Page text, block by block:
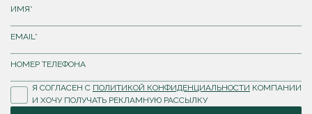
Я СОГЛАСЕН С ПОЛИТИКОЙ КОНФИДЕНЦИАЛЬНОСТИ КОМПАНИИ
И ХОЧУ ПОЛУЧАТЬ РЕКЛАМНУЮ РАССЫЛКУ